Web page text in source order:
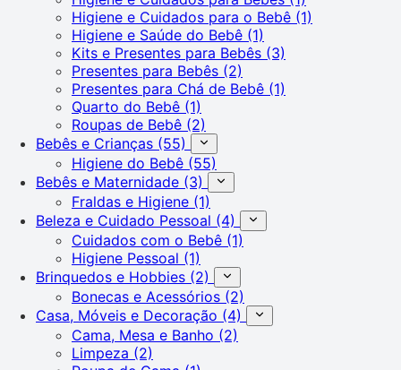
Higiene e Cuidados para o Bebê (1)
Higiene e Saúde do Bebê (1)
Kits e Presentes para Bebês (3)
Presentes para Bebês (2)
Presentes para Chá de Bebê (1)
Quarto do Bebê (1)
Roupas de Bebê (2)
Bebês e Crianças (55)
Higiene do Bebê (55)
Bebês e Maternidade (3)
Fraldas e Higiene (1)
Beleza e Cuidado Pessoal (4)
Cuidados com o Bebê (1)
Higiene Pessoal (1)
Brinquedos e Hobbies (2)
Bonecas e Acessórios (2)
Casa, Móveis e Decoração (4)
Cama, Mesa e Banho (2)
Limpeza (2)